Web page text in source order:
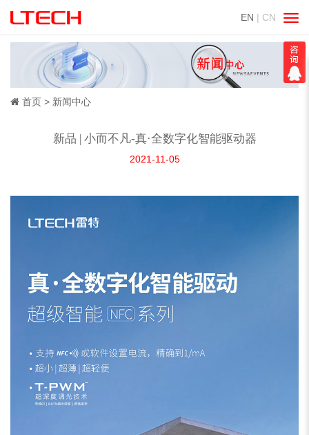
EN | CN
切
换
导
航
首页 新闻中心
新品 | 小而不凡-真·全数字化智能驱动器
2021-11-05